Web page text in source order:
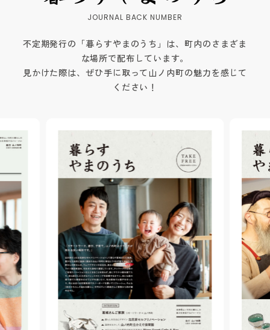
不定期発行の「暮らすやまのうち」は、町内のさまざま
な場所で配布しています。
見かけた際は、ぜひ手に取って山ノ内町の魅力を感じて
ください！